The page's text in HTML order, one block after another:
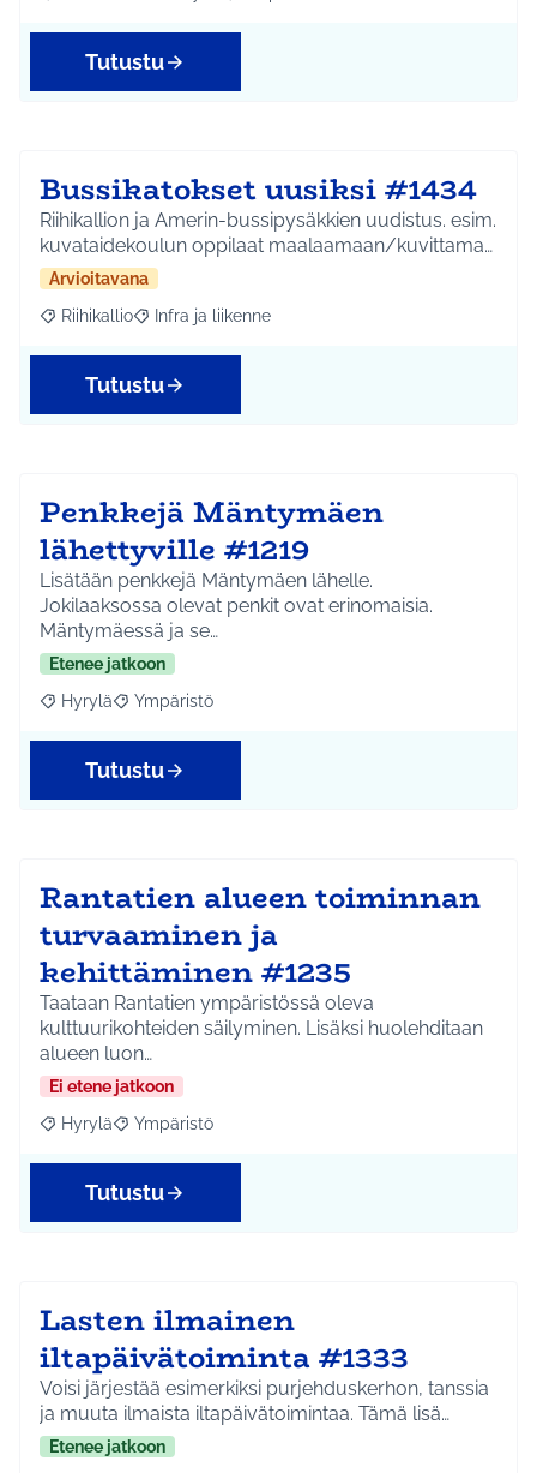
Tutustu
Bussikatokset uusiksi #1434
Riihikallion ja Amerin-bussipysäkkien uudistus. esim.
kuvataidekoulun oppilaat maalaamaan/kuvittama…
Arvioitavana
Rajaa tulokset aihepiirin mukaan: Riihikallio
Riihikallio Rajaa tulokset teeman mukaan: Infra ja liikenne
Infra ja liikenne
Tutustu
Penkkejä Mäntymäen
lähettyville #1219
Lisätään penkkejä Mäntymäen lähelle.
Jokilaaksossa olevat penkit ovat erinomaisia.
Mäntymäessä ja se…
Etenee jatkoon
Rajaa tulokset aihepiirin mukaan: Hyrylä
Hyrylä Rajaa tulokset teeman mukaan: Ympäristö
Ympäristö
Tutustu
Rantatien alueen toiminnan
turvaaminen ja
kehittäminen #1235
Taataan Rantatien ympäristössä oleva
kulttuurikohteiden säilyminen. Lisäksi huolehditaan
alueen luon…
Ei etene jatkoon
Rajaa tulokset aihepiirin mukaan: Hyrylä
Hyrylä Rajaa tulokset teeman mukaan: Ympäristö
Ympäristö
Tutustu
Lasten ilmainen
iltapäivätoiminta #1333
Voisi järjestää esimerkiksi purjehduskerhon, tanssia
ja muuta ilmaista iltapäivätoimintaa. Tämä lisä…
Etenee jatkoon